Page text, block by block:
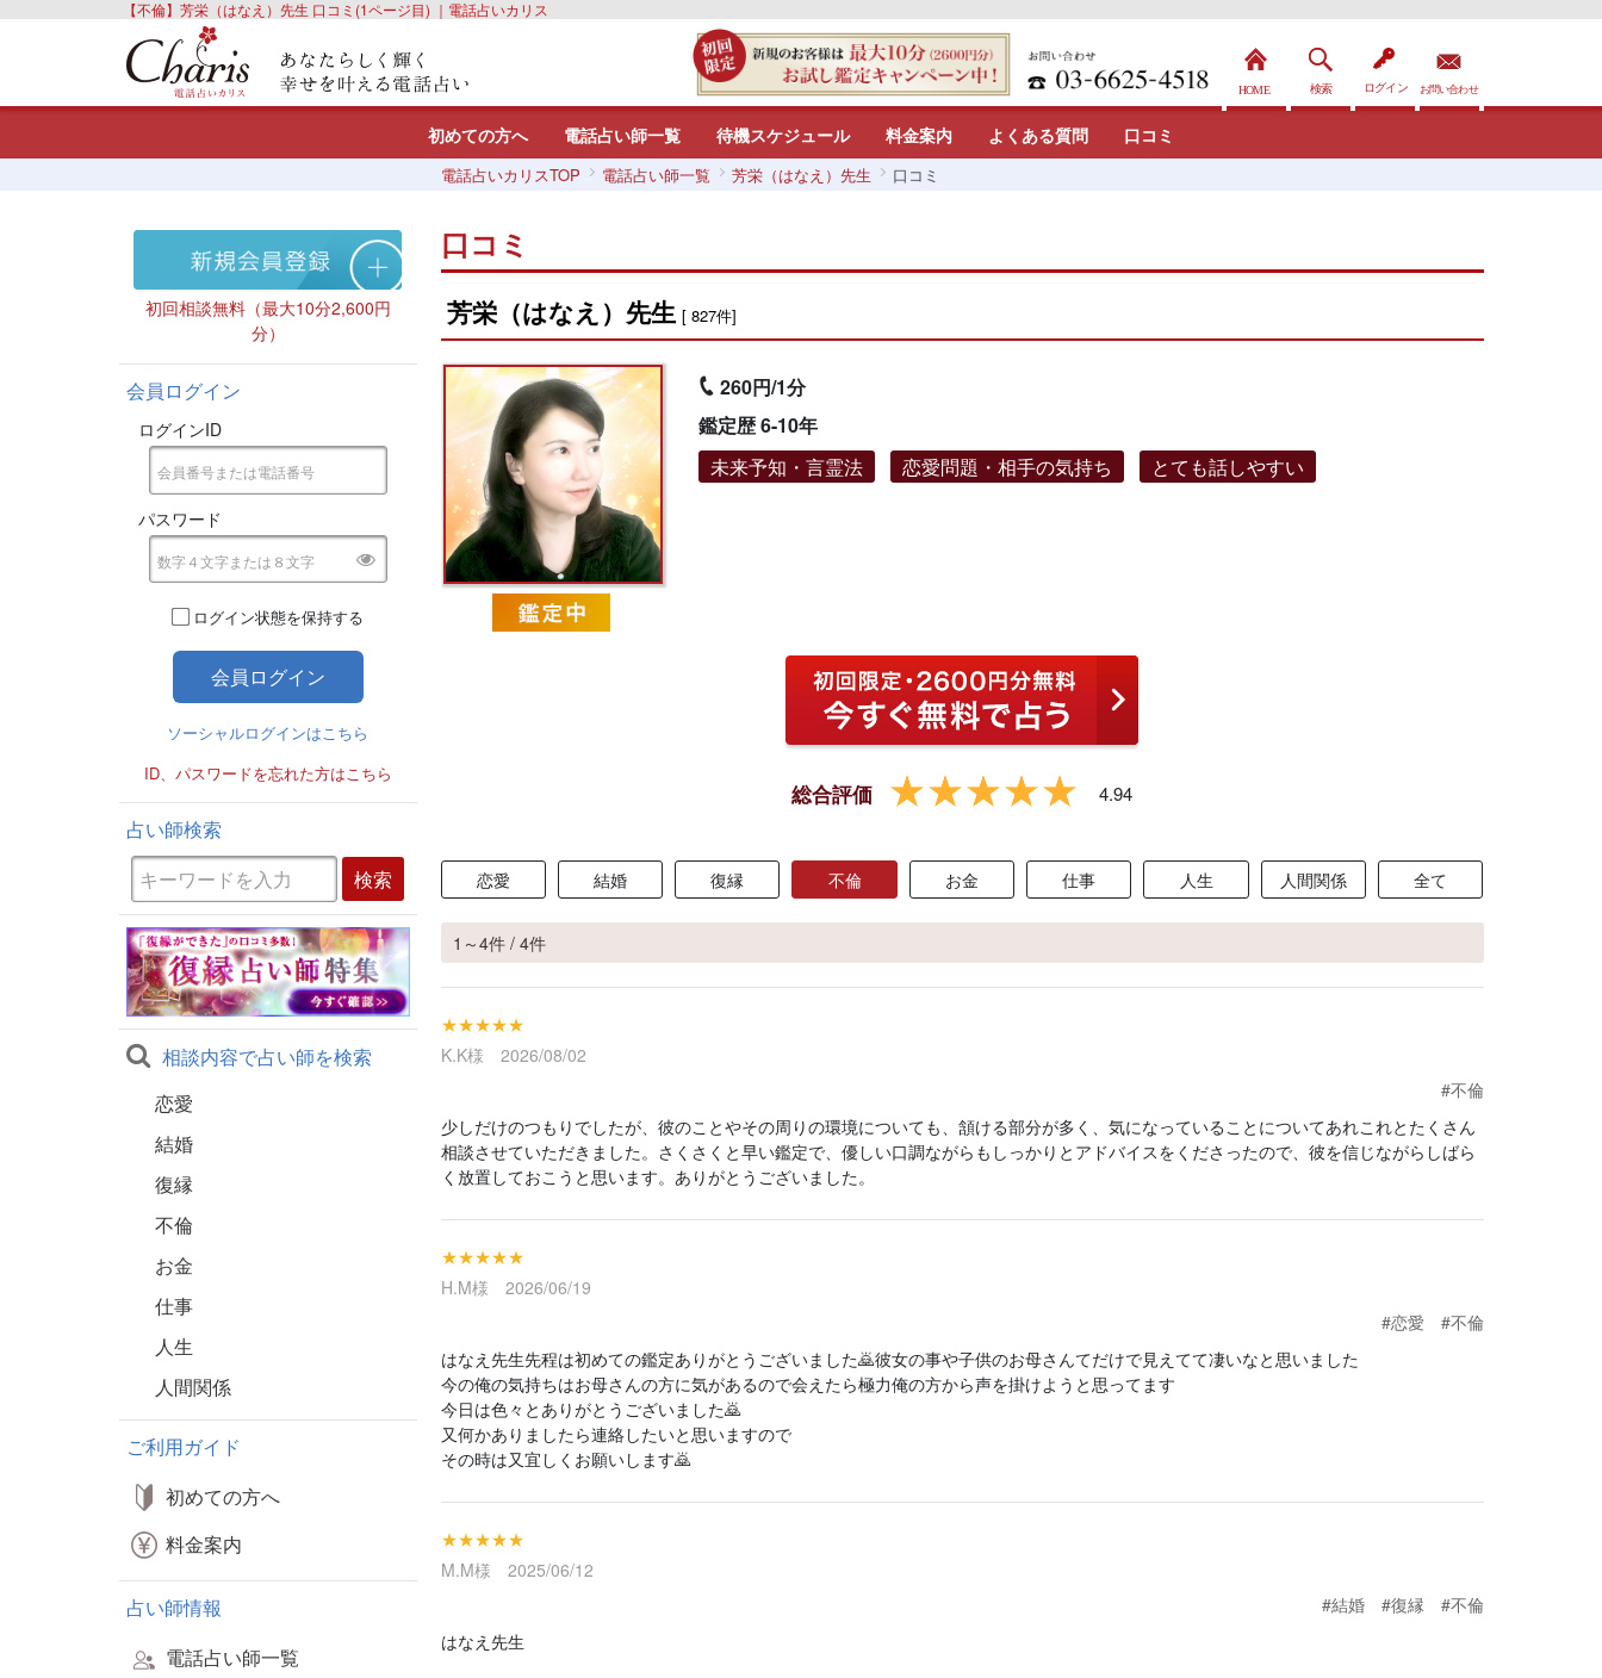
【不倫】芳栄（はなえ）先生 口コミ(1ページ目) ｜電話占いカリス
初めての方へ 電話占い師一覧 待機スケジュール 料金案内 よくある質問 口コミ
電話占いカリスTOP 電話占い師一覧 芳栄（はなえ）先生 口コミ
初回相談無料（最大10分2,600円
分）
会員ログイン
ログインID
パスワード
ログイン状態を保持する
ソーシャルログインはこちら
ID、パスワードを忘れた方はこちら
占い師検索
相談内容で占い師を検索
恋愛
結婚
復縁
不倫
お金
仕事
人生
人間関係
ご利用ガイド
初めての方へ
料金案内
占い師情報
電話占い師一覧
口コミ
芳栄（はなえ）先生 [ 827件]
260円/1分
鑑定歴 6-10年
未来予知・言霊法
恋愛問題・相手の気持ち とても話しやすい
総合評価 4.94
恋愛 結婚 復縁 不倫 お金 仕事 人生 人間関係 全て
1～4件 / 4件
★★★★★
K.K様 2026/08/02
#不倫
少しだけのつもりでしたが、彼のことやその周りの環境についても、頷ける部分が多く、気になっていることについてあれこれとたくさん
相談させていただきました。さくさくと早い鑑定で、優しい口調ながらもしっかりとアドバイスをくださったので、彼を信じながらしばら
く放置しておこうと思います。ありがとうございました。
★★★★★
H.M様 2026/06/19
#恋愛
#不倫
はなえ先生先程は初めての鑑定ありがとうございました🙇彼女の事や子供のお母さんてだけで見えてて凄いなと思いました
今の俺の気持ちはお母さんの方に気があるので会えたら極力俺の方から声を掛けようと思ってます
今日は色々とありがとうございました🙇
又何かありましたら連絡したいと思いますので
その時は又宜しくお願いします🙇
★★★★★
M.M様 2025/06/12
#結婚
#復縁
#不倫
はなえ先生